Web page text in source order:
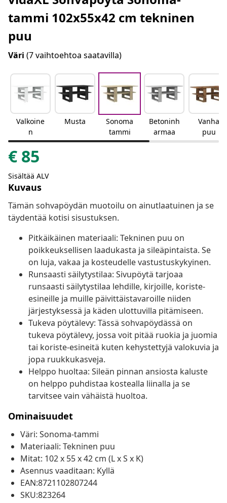
tammi 102x55x42 cm tekninen
puu
Väri (7 vaihtoehtoa saatavilla)
Valkoine
n
Musta
Sonoma
tammi
Betoninh
armaa
Vanha
puu
€ 85
Sisältää ALV
Kuvaus
Tämän sohvapöydän muotoilu on ainutlaatuinen ja se
täydentää kotisi sisustuksen.
Pitkäikäinen materiaali: Tekninen puu on
poikkeuksellisen laadukasta ja sileäpintaista. Se
on luja, vakaa ja kosteudelle vastustuskykyinen.
Runsaasti säilytystilaa: Sivupöytä tarjoaa
runsaasti säilytystilaa lehdille, kirjoille, koriste-
esineille ja muille päivittäistavaroille niiden
järjestyksessä ja käden ulottuvilla pitämiseen.
Tukeva pöytälevy: Tässä sohvapöydässä on
tukeva pöytälevy, jossa voit pitää ruokia ja juomia
tai koriste-esineitä kuten kehystettyjä valokuvia ja
jopa ruukkukasveja.
Helppo huoltaa: Sileän pinnan ansiosta kaluste
on helppo puhdistaa kostealla liinalla ja se
tarvitsee vain vähäistä huoltoa.
Ominaisuudet
Väri: Sonoma-tammi
Materiaali: Tekninen puu
Mitat: 102 x 55 x 42 cm (L x S x K)
Asennus vaaditaan: Kyllä
EAN:8721102807244
SKU:823264